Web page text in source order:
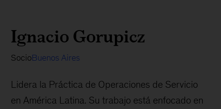
Ignacio Gorupicz
SocioBuenos Aires
Lidera la Práctica de Operaciones de Servicio
en América Latina. Su trabajo está enfocado en